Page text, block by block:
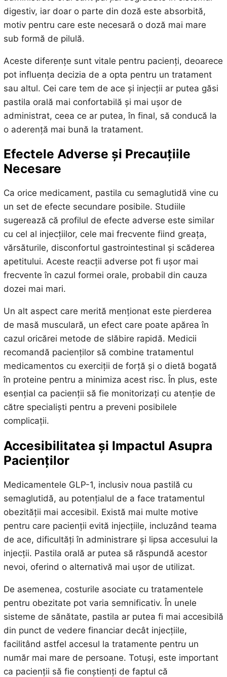
digestiv, iar doar o parte din doză este absorbită,
motiv pentru care este necesară o doză mai mare
sub formă de pilulă.
Aceste diferențe sunt vitale pentru pacienți, deoarece
pot influența decizia de a opta pentru un tratament
sau altul. Cei care tem de ace și injecții ar putea găsi
pastila orală mai confortabilă și mai ușor de
administrat, ceea ce ar putea, în final, să conducă la
o aderență mai bună la tratament.
Efectele Adverse și Precauțiile
Necesare
Ca orice medicament, pastila cu semaglutidă vine cu
un set de efecte secundare posibile. Studiile
sugerează că profilul de efecte adverse este similar
cu cel al injecțiilor, cele mai frecvente fiind greața,
vărsăturile, disconfortul gastrointestinal și scăderea
apetitului. Aceste reacții adverse pot fi ușor mai
frecvente în cazul formei orale, probabil din cauza
dozei mai mari.
Un alt aspect care merită menționat este pierderea
de masă musculară, un efect care poate apărea în
cazul oricărei metode de slăbire rapidă. Medicii
recomandă pacienților să combine tratamentul
medicamentos cu exerciții de forță și o dietă bogată
în proteine pentru a minimiza acest risc. În plus, este
esențial ca pacienții să fie monitorizați cu atenție de
către specialiști pentru a preveni posibilele
complicații.
Accesibilitatea și Impactul Asupra
Pacienților
Medicamentele GLP-1, inclusiv noua pastilă cu
semaglutidă, au potențialul de a face tratamentul
obezității mai accesibil. Există mai multe motive
pentru care pacienții evită injecțiile, incluzând teama
de ace, dificultăți în administrare și lipsa accesului la
injecții. Pastila orală ar putea să răspundă acestor
nevoi, oferind o alternativă mai ușor de utilizat.
De asemenea, costurile asociate cu tratamentele
pentru obezitate pot varia semnificativ. În unele
sisteme de sănătate, pastila ar putea fi mai accesibilă
din punct de vedere financiar decât injecțiile,
facilitând astfel accesul la tratamente pentru un
număr mai mare de persoane. Totuși, este important
ca pacienții să fie conștienți de faptul că